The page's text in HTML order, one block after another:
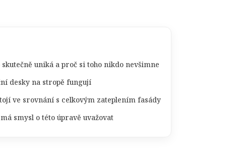
skutečně uniká a proč si toho nikdo nevšimne
desky na stropě fungují
ve srovnání s celkovým zateplením fasády
smysl o této úpravě uvažovat